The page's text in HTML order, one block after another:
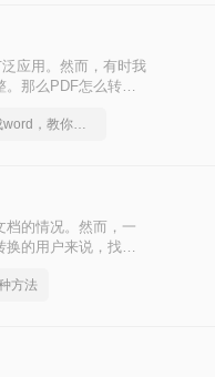
应用。然而，有时我
那么PDF怎么转换
pdf怎么转换成word，教你一个方法
档的情况。然而，一
的用户来说，找到
的转换。
方法